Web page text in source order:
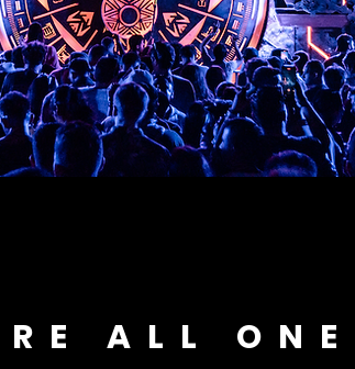
ALL ONE